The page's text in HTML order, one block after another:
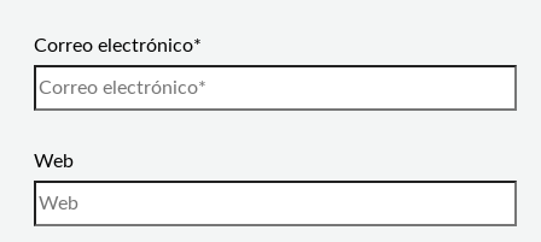
Correo electrónico*
Web